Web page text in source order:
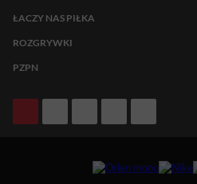
ŁACZY NAS PIŁKA
ROZGRYWKI
PZPN